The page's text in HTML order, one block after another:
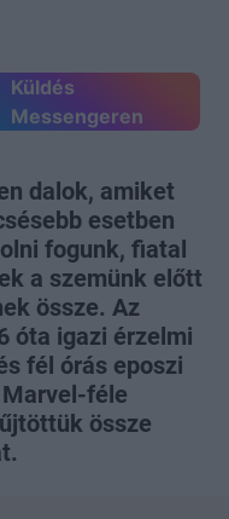
Küldés
Messengeren
dalok, amiket
esetben
fogunk, fiatal
a szemünk előtt
össze. Az
óta igazi érzelmi
fél órás eposzi
féle
össze